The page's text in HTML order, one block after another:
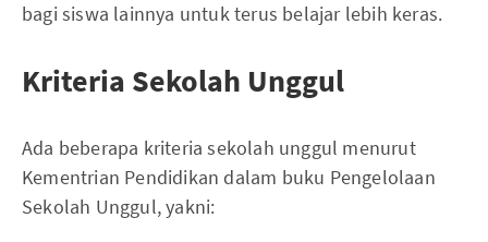
bagi siswa lainnya untuk terus belajar lebih keras.
Kriteria Sekolah Unggul
Ada beberapa kriteria sekolah unggul menurut
Kementrian Pendidikan dalam buku Pengelolaan
Sekolah Unggul, yakni: